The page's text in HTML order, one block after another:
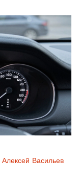
Алексей Васильев